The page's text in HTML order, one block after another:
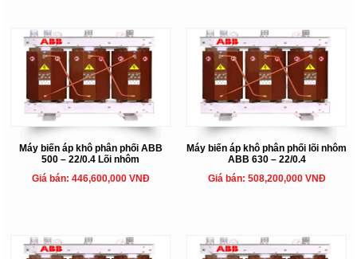
Máy biến áp khô phân phối ABB
500 – 22/0.4 Lõi nhôm
Giá bán: 446,600,000 VNĐ
Máy biến áp khô phân phối lõi nhôm
ABB 630 – 22/0.4
Giá bán: 508,200,000 VNĐ